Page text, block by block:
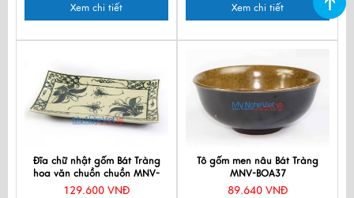
Xem chi tiết Xem chi tiết
Đĩa chữ nhật gốm Bát Tràng
hoa văn chuồn chuồn MNV-
BOA02-2
129.600 VNĐ
Tô gốm men nâu Bát Tràng
MNV-BOA37
89.640 VNĐ